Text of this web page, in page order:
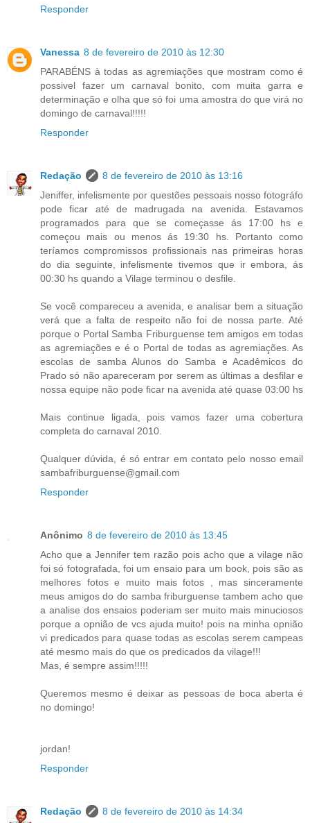
Responder
Vanessa 8 de fevereiro de 2010 às 12:30
PARABÉNS à todas as agremiações que mostram como é
possivel fazer um carnaval bonito, com muita garra e
determinação e olha que só foi uma amostra do que virá no
domingo de carnaval!!!!!
Responder
Redação
8 de fevereiro de 2010 às 13:16
Jeniffer, infelismente por questões pessoais nosso fotográfo
pode ficar até de madrugada na avenida. Estavamos
programados para que se começasse ás 17:00 hs e
começou mais ou menos ás 19:30 hs. Portanto como
teríamos compromissos profissionais nas primeiras horas
do dia seguinte, infelismente tivemos que ir embora, ás
00:30 hs quando a Vilage terminou o desfile.
Se você compareceu a avenida, e analisar bem a situação
verá que a falta de respeito não foi de nossa parte. Até
porque o Portal Samba Friburguense tem amigos em todas
as agremiações e é o Portal de todas as agremiações. As
escolas de samba Alunos do Samba e Acadêmicos do
Prado só não apareceram por serem as últimas a desfilar e
nossa equipe não pode ficar na avenida até quase 03:00 hs
Mais continue ligada, pois vamos fazer uma cobertura
completa do carnaval 2010.
Qualquer dúvida, é só entrar em contato pelo nosso email
sambafriburguense@gmail.com
Responder
Anônimo 8 de fevereiro de 2010 às 13:45
Acho que a Jennifer tem razão pois acho que a vilage não
foi só fotografada, foi um ensaio para um book, pois são as
melhores fotos e muito mais fotos , mas sinceramente
meus amigos do do samba friburguense tambem acho que
a analise dos ensaios poderiam ser muito mais minuciosos
porque a opnião de vcs ajuda muito! pois na minha opnião
vi predicados para quase todas as escolas serem campeas
até mesmo mais do que os predicados da vilage!!!
Mas, é sempre assim!!!!!
Queremos mesmo é deixar as pessoas de boca aberta é
no domingo!
jordan!
Responder
Redação 8 de fevereiro de 2010 às 14:34